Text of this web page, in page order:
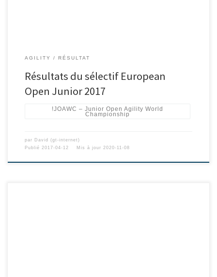
AGILITY RÉSULTAT
Résultats du sélectif European
Open Junior 2017
!JOAWC – Junior Open Agility World
Championship
par David (gt-internet)
Publié 2017-04-12 Mis à jour 2020-11-08